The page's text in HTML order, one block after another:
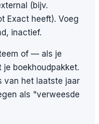
(bijv.
Exact heeft). Voeg
inactief.
of — als je
boekhoudpakket.
van het laatste jaar
als "verweesde